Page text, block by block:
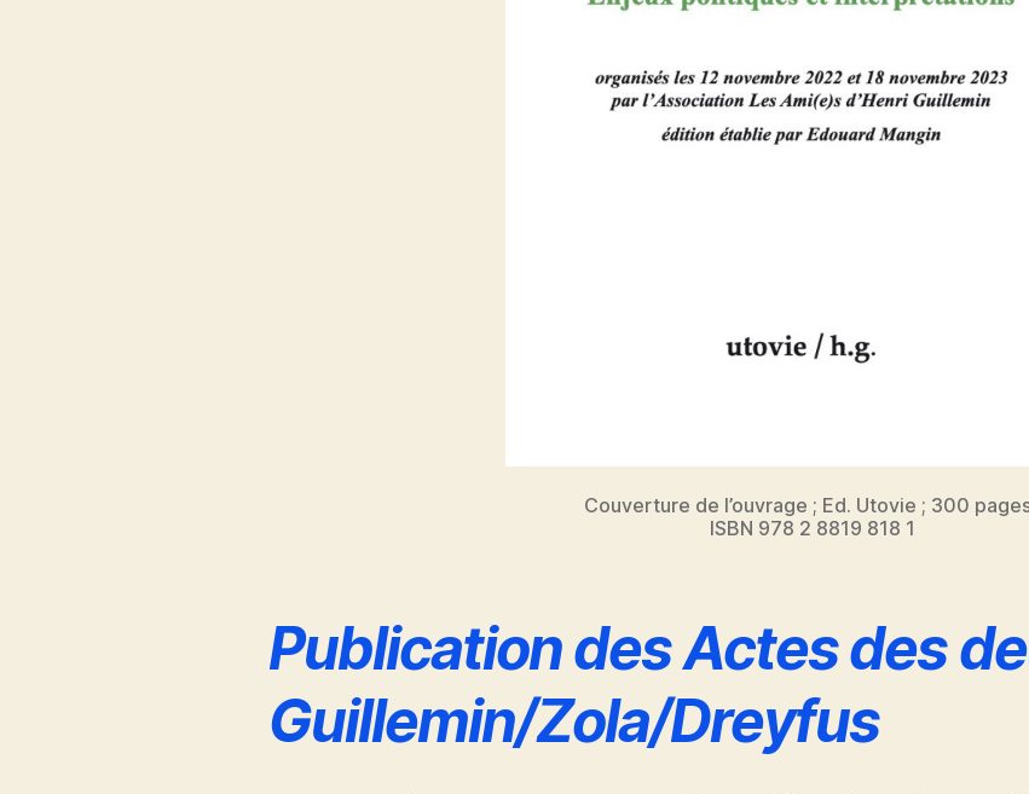
Couverture de l’ouvrage ; Ed. Utovie ; 300
ISBN 978 2 8819 818 1
Publication des Actes des
Guillemin/Zola/Dreyfus